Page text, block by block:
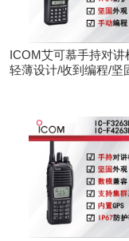
ICOM艾可慕手持对讲
V86/U86
轻薄设计/收到编程/坚